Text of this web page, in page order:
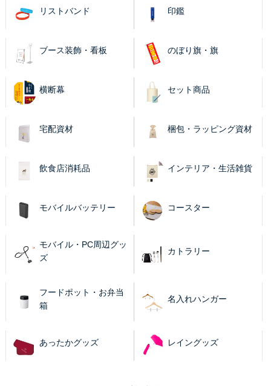
リストバンド 印鑑
ブース装飾・看板 のぼり旗・旗
横断幕 セット商品
宅配資材 梱包・ラッピング資材
飲食店消耗品 インテリア・生活雑貨
モバイルバッテリー コースター
モバイル・PC周辺グッ
ズ
カトラリー
フードポット・お弁当
箱
名入れハンガー
あったかグッズ レイングッズ